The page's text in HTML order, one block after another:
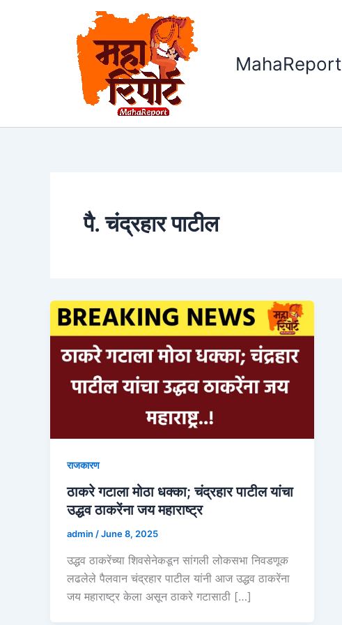
MahaReport
पै. चंद्रहार पाटील
राजकारण
ठाकरे गटाला मोठा धक्का; चंद्रहार पाटील यांचा
उद्धव ठाकरेंना जय महाराष्ट्र
admin /June 8, 2025
उद्धव ठाकरेंच्या शिवसेनेकडून सांगली लोकसभा निवडणूक
लढलेले पैलवान चंद्रहार पाटील यांनी आज उद्धव ठाकरेंना
जय महाराष्ट्र केला असून ठाकरे गटासाठी […]